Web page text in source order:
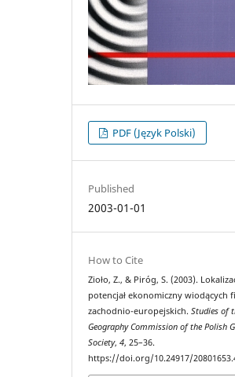
PDF (Język Polski)
Published
2003-01-01
How to Cite
Zioło, Z., & Piróg, S. (2003).
potencjał ekonomiczny wiodących
zachodnio-europejskich.Studies of
Geography Commission of the Polish
Society,4, 25–36.
https://doi.org/10.24917/